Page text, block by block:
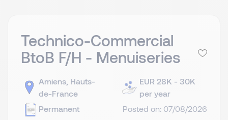
Technico-Commercial
BtoB F/H - Menuiseries
Amiens, Hauts-
de-France
Permanent
EUR 28K - 30K
per year
Posted on: 07/08/2026